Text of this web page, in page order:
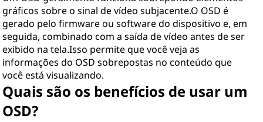
S
D
)
?
gráficos sobre o sinal de vídeo subjacente.O OSD é
gerado pelo firmware ou software do dispositivo e, em
seguida, combinado com a saída de vídeo antes de ser
exibido na tela.Isso permite que você veja as
informações do OSD sobrepostas no conteúdo que
você está visualizando.
Quais são os benefícios de usar um
OSD?